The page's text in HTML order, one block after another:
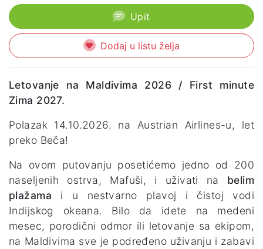
Upit
Dodaj u listu želja
Letovanje na Maldivima 2026 / First minute
Zima 2027.
Polazak 14.10.2026. na Austrian Airlines-u, let
preko Beča!
Na ovom putovanju posetićemo jedno od 200
naseljenih ostrva, Mafuši, i uživati na belim
plažama i u nestvarno plavoj i čistoj vodi
Indijskog okeana. Bilo da idete na medeni
mesec, porodični odmor ili letovanje sa ekipom,
na Maldivima sve je podređeno uživanju i zabavi